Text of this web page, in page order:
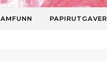
PAPIRUTGAVER